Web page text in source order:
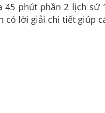
45 phút phần 2 lịch sử
có lời giải chi tiết giúp